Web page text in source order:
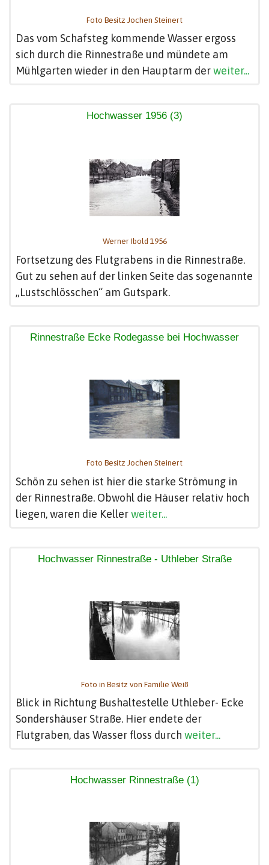
Foto Besitz Jochen Steinert
Das vom Schafsteg kommende Wasser ergoss
sich durch die Rinnestraße und mündete am
Mühlgarten wieder in den Hauptarm derweiter...
Hochwasser 1956 (3)
Werner Ibold 1956
Fortsetzung des Flutgrabens in die Rinnestraße.
Gut zu sehen auf der linken Seite das sogenannte
„Lustschlösschen“ am Gutspark.
Rinnestraße Ecke Rodegasse bei Hochwasser
Foto Besitz Jochen Steinert
Schön zu sehen ist hier die starke Strömung in
der Rinnestraße. Obwohl die Häuser relativ hoch
liegen, waren die Kellerweiter...
Hochwasser Rinnestraße - Uthleber Straße
Foto in Besitz von Familie Weiß
Blick in Richtung Bushaltestelle Uthleber- Ecke
Sondershäuser Straße. Hier endete der
Flutgraben, das Wasser floss durch weiter...
Hochwasser Rinnestraße (1)